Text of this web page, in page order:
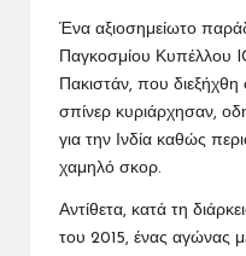
Ένα αξιοσημείωτο
Παγκοσμίου Κυπέλλου
Πακιστάν, που
σπίνερ κυριάρχησαν,
για την Ινδία καθώς
χαμηλό σκορ.
Αντίθετα, κατά τη
του 2015, ένας αγώνας